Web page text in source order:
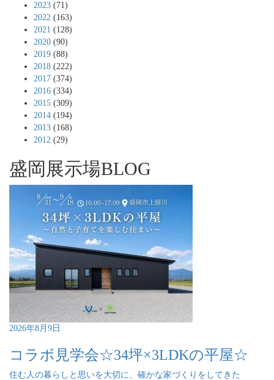
2023 (71)
2022 (163)
2021 (128)
2020 (90)
2019 (88)
2018 (222)
2017 (374)
2016 (334)
2015 (309)
2014 (194)
2013 (168)
2012 (29)
盛岡展示場BLOG
2026年8月9日
コラボ見学会☆34坪×3LDKの平屋☆
住む人の暮らしと思いを大切に、確かな家づくりをしてきた